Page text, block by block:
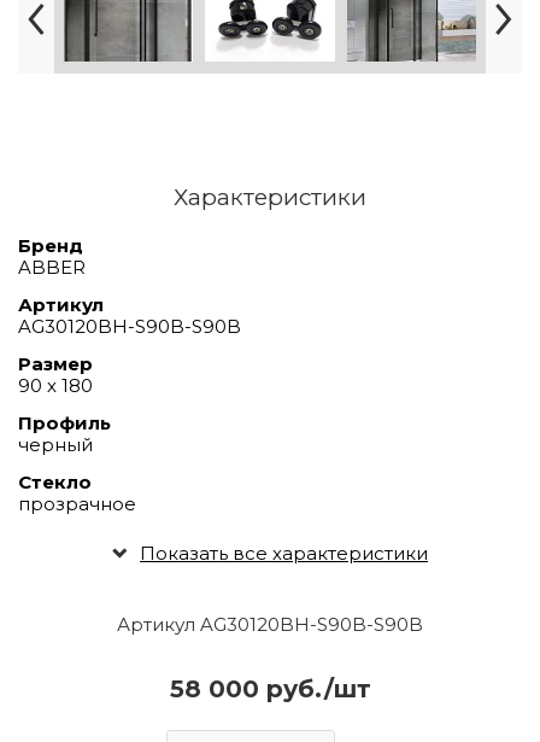
Артикул AG30120BH-S90B-S90B
58 000 руб./шт
Характеристики
Бренд
ABBER
Артикул
AG30120BH-S90B-S90B
Размер
90 х 180
Профиль
черный
Стекло
прозрачное
Показать все характеристики